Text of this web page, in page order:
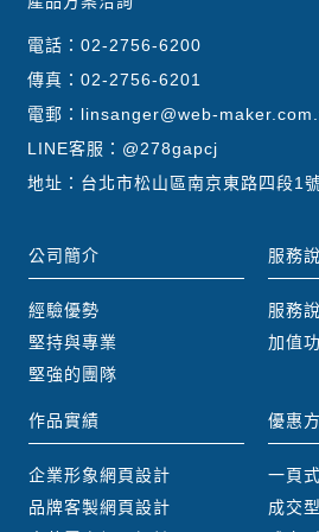
電話： 02-2756-6200
傳真：02-2756-6201
電郵： linsanger@web-
LINE客服： @278gapcj
地址：台北市松山區南京東路四段1
公司簡介
經驗優勢
堅持與專業
堅強的團隊
服務
服務
加值
作品實績
企業形象網頁設計
品牌客製網頁設計
優惠
一頁
成交